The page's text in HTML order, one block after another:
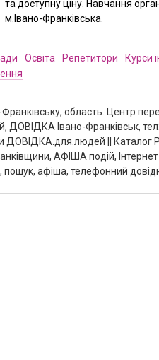
та доступну ціну. Навчання
м.Івано-Франківська.
Освіта Репетитори
Курси
область. Центр
ДОВІДКА Івано-Франківськ,
ДОВІДКА.для.людей || Каталог
АФІША подій,
пошук, афіша, телефонний